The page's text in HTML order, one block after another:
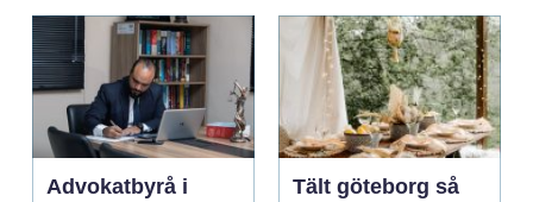
Advokatbyrå i
Tält göteborg så